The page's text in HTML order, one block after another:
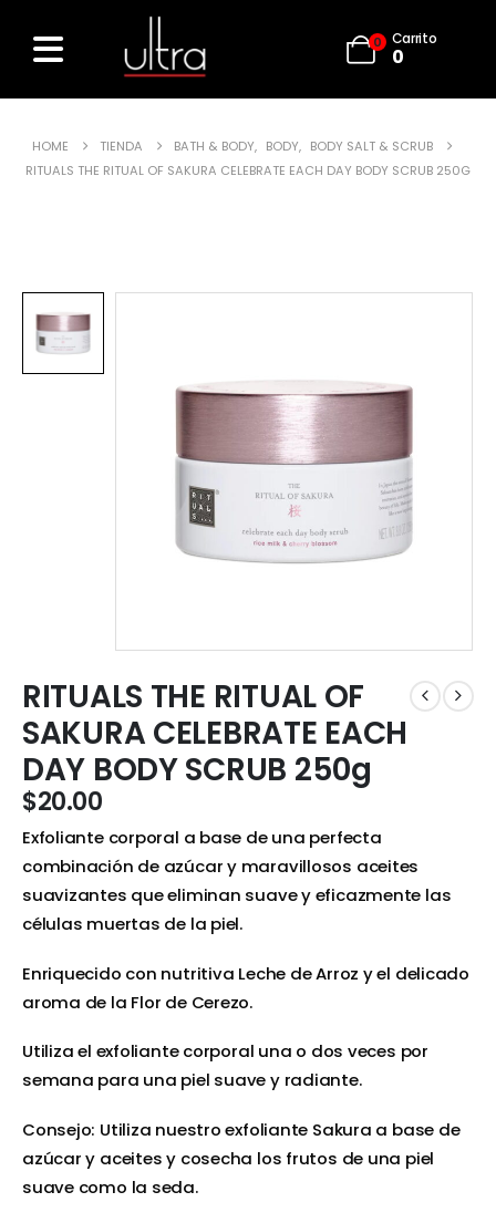
0 Carrito
0
HOME TIENDA BATH & BODY, BODY, BODY SALT & SCRUB
RITUALS THE RITUAL OF SAKURA CELEBRATE EACH DAY BODY SCRUB 250G
RITUALS THE RITUAL OF
SAKURA CELEBRATE EACH
DAY BODY SCRUB 250g
$20.00
Exfoliante corporal a base de una perfecta
combinación de azúcar y maravillosos aceites
suavizantes que eliminan suave y eficazmente las
células muertas de la piel.
Enriquecido con nutritiva Leche de Arroz y el delicado
aroma de la Flor de Cerezo.
Utiliza el exfoliante corporal una o dos veces por
semana para una piel suave y radiante.
Consejo: Utiliza nuestro exfoliante Sakura a base de
azúcar y aceites y cosecha los frutos de una piel
suave como la seda.